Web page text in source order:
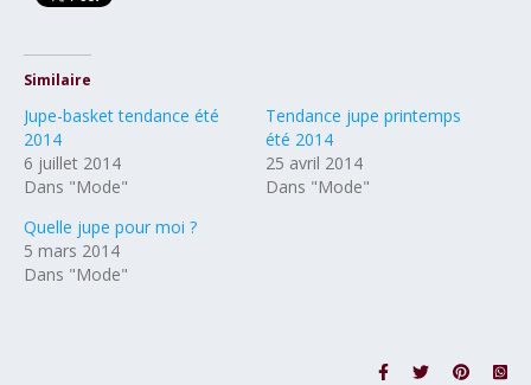
Similaire
Jupe-basket tendance été
2014
6 juillet 2014
Dans "Mode"
Tendance jupe printemps
été 2014
25 avril 2014
Dans "Mode"
Quelle jupe pour moi ?
5 mars 2014
Dans "Mode"